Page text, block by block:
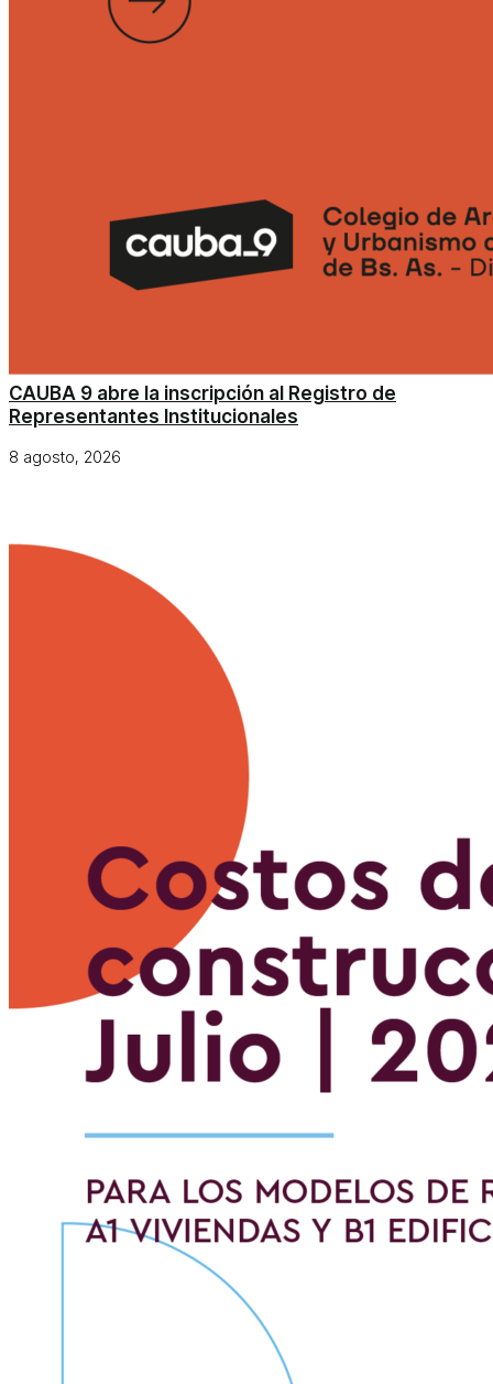
CAUBA 9 abre la inscripción al Registro de
Representantes Institucionales
8 agosto, 2026